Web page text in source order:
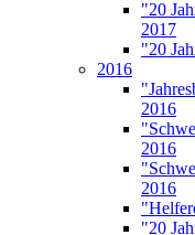
"20
2017
"20
2016
2016
2016
2016
"20